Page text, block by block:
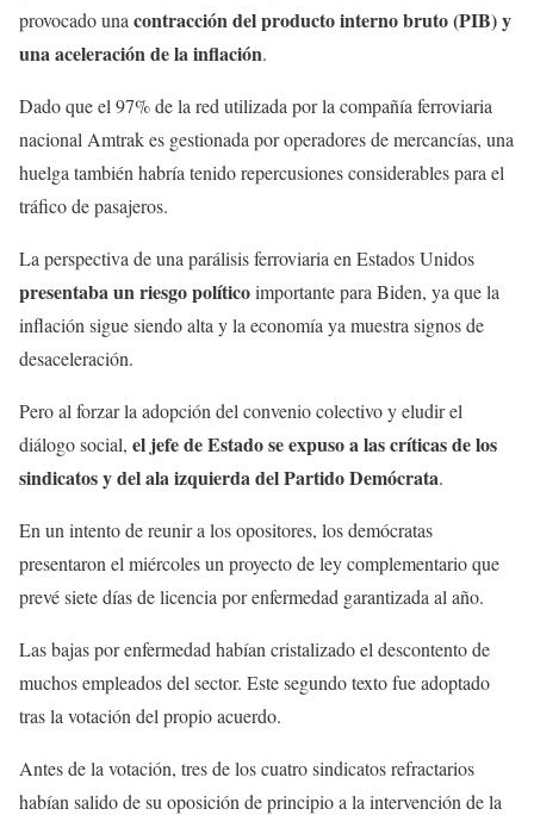
provocado una contracción del producto interno bruto (PIB) y
una aceleración de la inflación.
Dado que el 97% de la red utilizada por la compañía ferroviaria
nacional Amtrak es gestionada por operadores de mercancías, una
huelga también habría tenido repercusiones considerables para el
tráfico de pasajeros.
La perspectiva de una parálisis ferroviaria en Estados Unidos
presentaba un riesgo políticoimportante para Biden, ya que la
inflación sigue siendo alta y la economía ya muestra signos de
desaceleración.
Pero al forzar la adopción del convenio colectivo y eludir el
diálogo social, el jefe de Estado se expuso a las críticas de los
sindicatos y del ala izquierda del Partido Demócrata.
En un intento de reunir a los opositores, los demócratas
presentaron el miércoles un proyecto de ley complementario que
prevé siete días de licencia por enfermedad garantizada al año.
Las bajas por enfermedad habían cristalizado el descontento de
muchos empleados del sector. Este segundo texto fue adoptado
tras la votación del propio acuerdo.
Antes de la votación, tres de los cuatro sindicatos refractarios
habían salido de su oposición de principio a la intervención de la